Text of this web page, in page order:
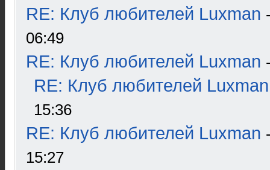
RE: Клуб любителей Luxman
06:49
RE: Клуб любителей Luxman
RE: Клуб любителей Luxman
15:36
RE: Клуб любителей Luxman
15:27